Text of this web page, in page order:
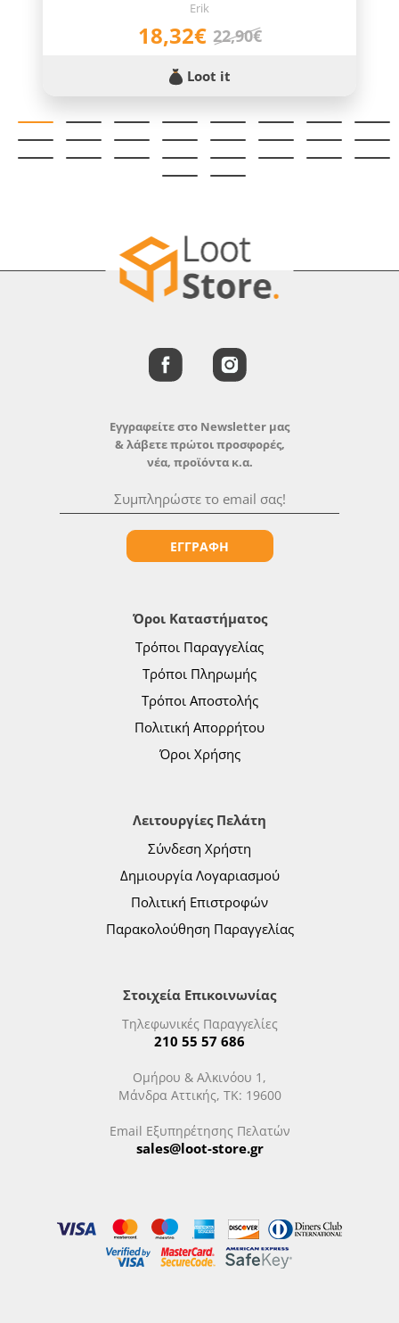
Erik
18,32€ 22,90€
Loot it
Όροι Καταστήματος
Τρόποι Παραγγελίας
Τρόποι Πληρωμής
Τρόποι Αποστολής
Πολιτική Απορρήτου
Όροι Χρήσης
Λειτουργίες Πελάτη
Σύνδεση Χρήστη
Δημιουργία Λογαριασμού
Πολιτική Επιστροφών
Παρακολούθηση Παραγγελίας
Στοιχεία Επικοινωνίας
Τηλεφωνικές Παραγγελίες
210 55 57 686
Ομήρου & Αλκινόου 1,
Μάνδρα Αττικής, ΤΚ: 19600
Email Εξυπηρέτησης Πελατών
sales@loot-store.gr
Εγγραφείτε στο Newsletter μας
& λάβετε πρώτοι προσφορές,
νέα, προϊόντα κ.α.
ΕΓΓΡΑΦΗ